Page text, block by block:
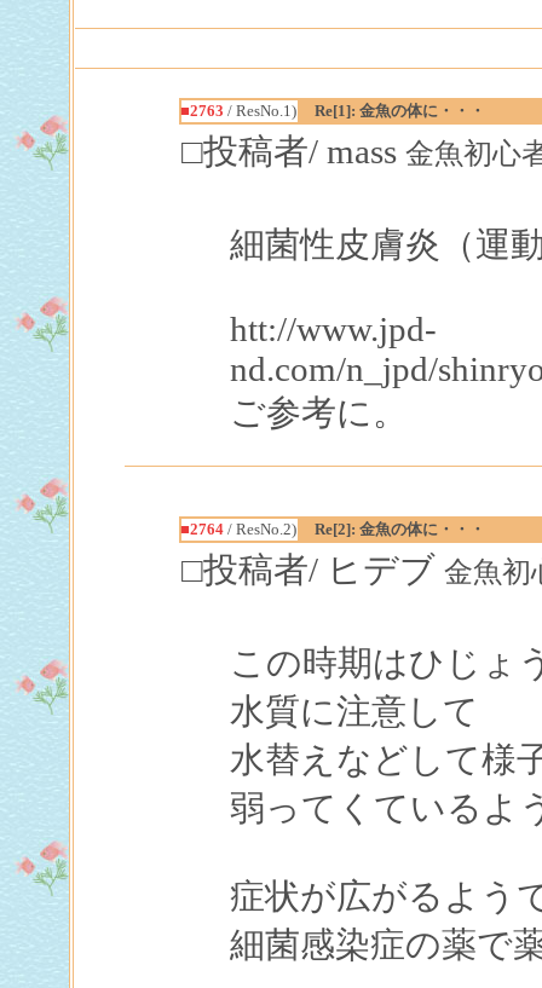
■2763 / ResNo.1) Re[1]: 金魚の体に・・・
□投稿者/ mass金魚初心
細菌性皮膚炎（運
htt://www.jpd-
nd.com/n_jpd/
ご参考に。
■2764 / ResNo.2) Re[2]: 金魚の体に・・・
□投稿者/ ヒデブ金魚初
この時期はひじょ
水質に注意して
水替えなどして様
弱ってくているよ
症状が広がるよう
細菌感染症の薬で